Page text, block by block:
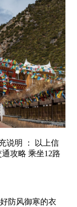
说明 ： 以上信
攻略 乘坐12路
防风御寒的衣